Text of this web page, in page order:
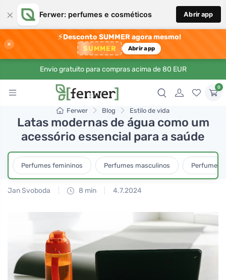
× Ferwer: perfumes e cosméticos Abrir app
×
⚡Desconto SUMMER agora mesmo!
SUMMER Abrir app
Envio gratuito para compras acima de 80 EUR
0
Ferwer Blog Estilo de vida
Latas modernas de água como um
acessório essencial para a saúde
Perfumes femininos Perfumes masculinos Perfumes
Jan Svoboda 8 min 4.7.2024